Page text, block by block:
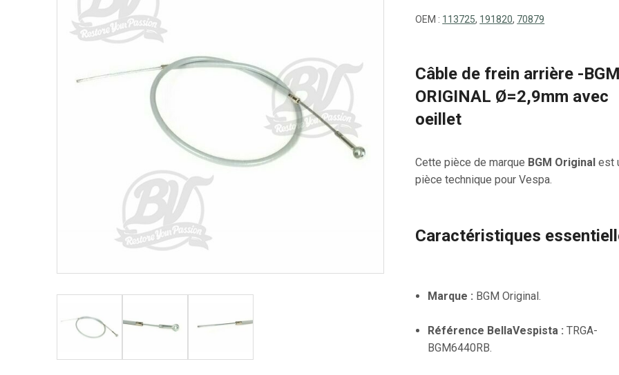
OEM : 113725, 191820, 70879
Câble de frein arrière -BGM
ORIGINAL Ø=2,9mm avec
oeillet
Cette pièce de marque BGM Original est
pièce technique pour Vespa.
Caractéristiques
Marque : BGM Original.
Référence BellaVespista : TRGA-
BGM6440RB.